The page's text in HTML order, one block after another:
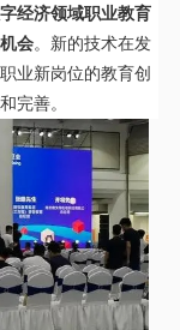
经济领域职业教育
会。新的技术在发
业新岗位的教育创
完善。